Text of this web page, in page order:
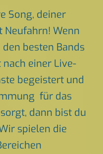
Song, deiner
Neufahrn! Wenn
besten Bands
einer Live-
begeistert und
für das
dann bist du
spielen die